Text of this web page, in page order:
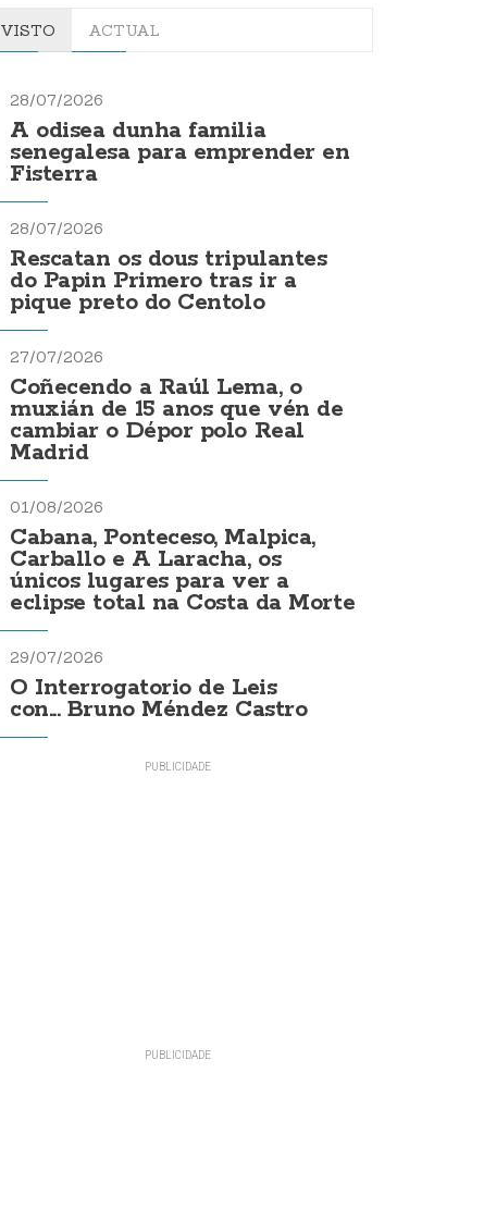
VISTO ACTUAL
28/07/2026
A odisea dunha familia
senegalesa para emprender en
Fisterra
28/07/2026
Rescatan os dous tripulantes
do Papin Primero tras ir a
pique preto do Centolo
27/07/2026
Coñecendo a Raúl Lema, o
muxián de 15 anos que vén de
cambiar o Dépor polo Real
Madrid
01/08/2026
Cabana, Ponteceso, Malpica,
Carballo e A Laracha, os
únicos lugares para ver a
eclipse total na Costa da Morte
29/07/2026
O Interrogatorio de Leis
con... Bruno Méndez Castro